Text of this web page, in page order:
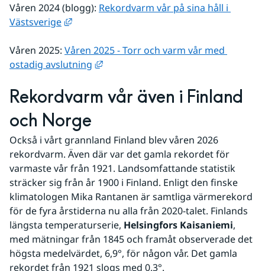
Våren 2024 (blogg): Rekordvarm vår på sina håll i
Västsverige
Länk till annan webbplats, öppnas i nytt
Våren 2025: Våren 2025 - Torr och varm vår med
ostadig avslutning
Länk till annan webbplats, öppnas i
Rekordvarm vår även i Finland
och Norge
Också i vårt grannland Finland blev våren 2026
rekordvarm. Även där var det gamla rekordet för
varmaste vår från 1921. Landsomfattande statistik
sträcker sig från år 1900 i Finland. Enligt den finske
klimatologen Mika Rantanen är samtliga värmerekord
för de fyra årstiderna nu alla från 2020-talet. Finlands
längsta temperaturserie, Helsingfors Kaisaniemi,
med mätningar från 1845 och framåt observerade det
högsta medelvärdet, 6,9°, för någon vår. Det gamla
rekordet från 1921 slogs med 0,3°.